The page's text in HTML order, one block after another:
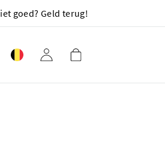
goed? Geld terug!